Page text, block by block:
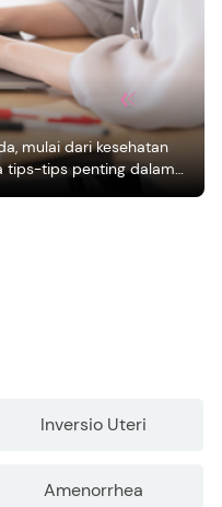
mulai dari kesehatan
tips-tips penting dalam
Inversio Uteri
Amenorrhea